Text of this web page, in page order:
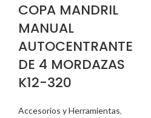
COPA MANDRIL
MANUAL
AUTOCENTRANTE
DE 4 MORDAZAS
K12-320
Accesorios y Herramientas,